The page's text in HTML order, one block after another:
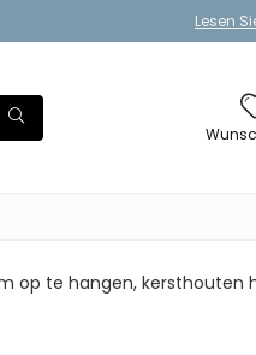
Lesen
op te hangen, kersthouten